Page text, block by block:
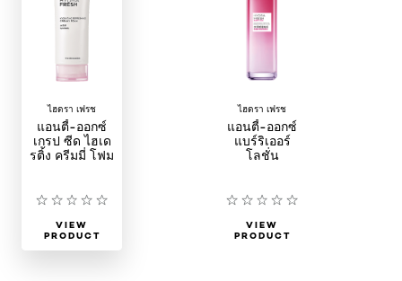
ไฮดรา เฟรช
แอนตี้-ออกซ์
เกรป ซีด ไฮเด
รติ้ง ครีมมี่ โฟม
VIEW
PRODUCT
ไฮดรา เฟรช
แอนตี้-ออกซ์
แบร์ริเออร์
โลชั่น
VIEW
PRODUCT